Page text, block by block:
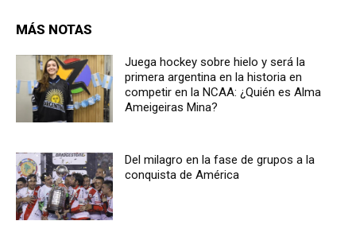
MÁS NOTAS
Juega hockey sobre hielo y será la
primera argentina en la historia en
competir en la NCAA: ¿Quién es Alma
Ameigeiras Mina?
Del milagro en la fase de grupos a la
conquista de América